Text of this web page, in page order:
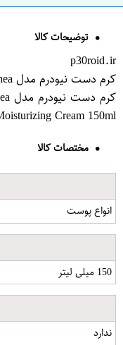
توضیحات کالا
p30roid.ir
کرم دست نیودرم مدل Honey Shea حجم 150 میلی لیتر
Cream 150ml
مختصات کالا
انواع پوست
150 میلی لیتر
ندارد